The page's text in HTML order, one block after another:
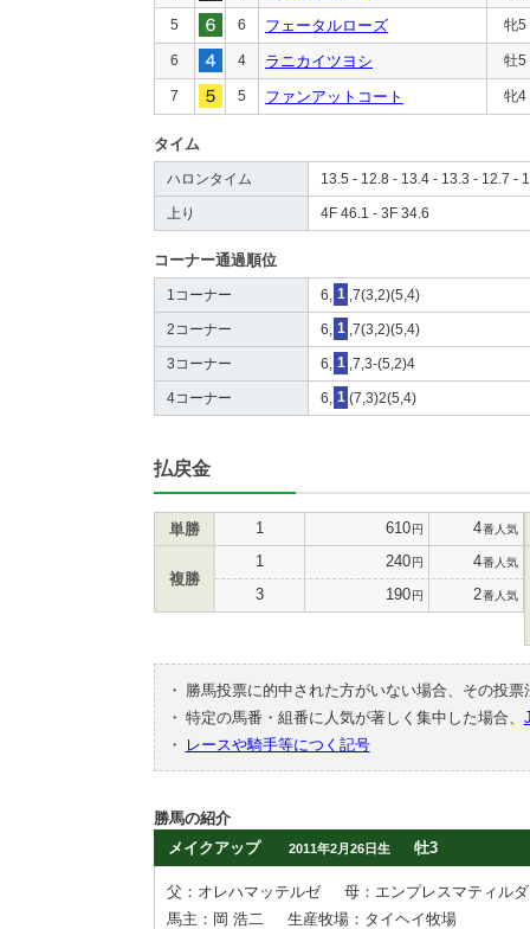
5 6 フェータルローズ 牝5
6 4 ラニカイツヨシ 牡5
7 5 ファンアットコート 牝4
タイム
ハロンタイム 13.5 - 12.8 - 13.4 - 13.3 - 12.7 -
上り 4F 46.1 - 3F 34.6
コーナー通過順位
1コーナー 6, 1 ,7(3,2)(5,4)
2コーナー 6, 1 ,7(3,2)(5,4)
3コーナー 6, 1 ,7,3-(5,2)4
4コーナー 6, 1 (7,3)2(5,4)
払戻金
単勝 1 610円 4番人気
複勝
1 240円 4番人気
3 190円 2番人気
・
勝馬投票に的中された方がいない場合、その投
・ 特定の馬番・組番に人気が著しく集中した場合、
・
レースや騎手等につく記号
勝馬の紹介
メイクアップ
2011年2月26日生 牡3
父：オレハマッテルゼ
母：エンプレスマティルダ
馬主：岡 浩二
生産牧場：タイヘイ牧場